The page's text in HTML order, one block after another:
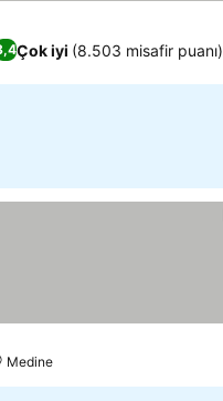
Çok iyi (8.503 misafir puanı)
Medine